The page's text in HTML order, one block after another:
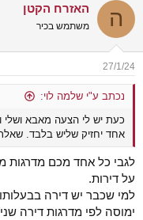
ה האזרח הקטן
משתמש בכיר
27/1/24
נכתב ע"י שלמה לוי:
כעת יש לי הצעה מאבא ושלי
אחד יחזיק שליש בלבד.
לגבי כל אחד מכם מדרגות
על דירות.
למי שכבר יש דירה
ימוסה לפי מדרגות דירה שניה (8%